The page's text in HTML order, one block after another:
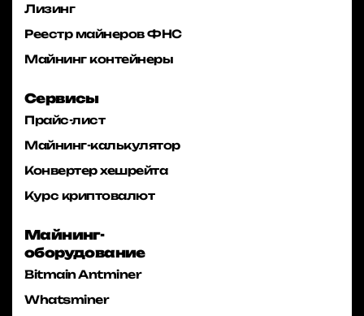
Лизинг
Реестр майнеров ФНС
Майнинг контейнеры
Сервисы
Прайс-лист
Майнинг-калькулятор
Конвертер хешрейта
Курс криптовалют
Майнинг-
оборудование
Bitmain Antminer
Whatsminer